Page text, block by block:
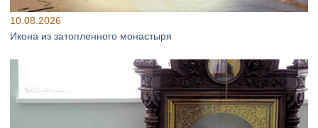
10.08.2026
Икона из затопленного монастыря